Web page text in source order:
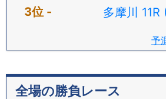
多摩川 11R
予
全場の勝負レース